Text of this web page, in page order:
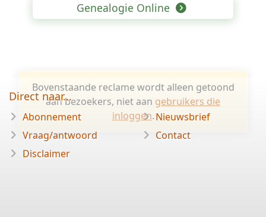
Genealogie Online
Bovenstaande reclame wordt alleen getoond
aan bezoekers, niet aan gebruikers die
inloggen.
Direct naar...
Abonnement
Vraag/antwoord
Disclaimer
Nieuwsbrief
Contact